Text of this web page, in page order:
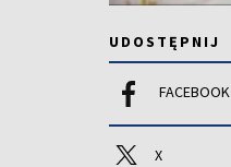
UDOSTĘPNIJ
FACEBOOK
X